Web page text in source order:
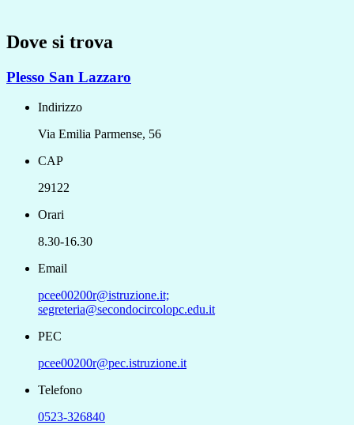
Dove si trova
Plesso San Lazzaro
Indirizzo
Via Emilia Parmense, 56
CAP
29122
Orari
8.30-16.30
Email
pcee00200r@istruzione.it;
segreteria@secondocircolopc.edu.it
PEC
pcee00200r@pec.istruzione.it
Telefono
0523-326840